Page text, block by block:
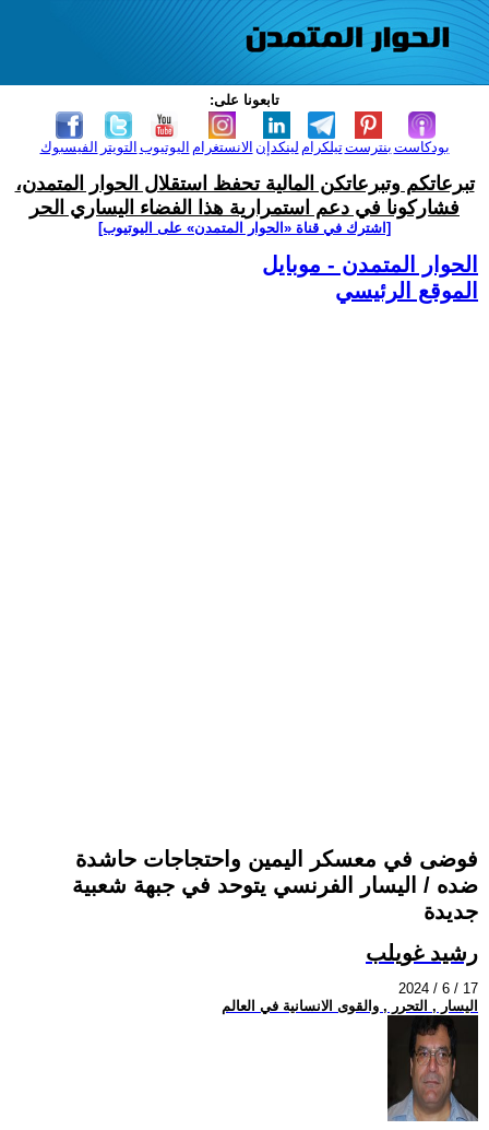
تابعونا على:
الفيسبوك التويتر اليوتيوب الانستغرام لينكدإن تيلكرامبنترست بودكاست
تبرعاتكم وتبرعاتكن المالية تحفظ استقلال الحوار المتمدن،
فشاركونا في دعم استمرارية هذا الفضاء اليساري الحر
[اشترك في قناة ‫«الحوار المتمدن» على اليوتيوب]
الحوار المتمدن - موبايل
الموقع الرئيسي
فوضى في معسكر اليمين واحتجاجات حاشدة
ضده / اليسار الفرنسي يتوحد في جبهة شعبية
جديدة
رشيد غويلب
2024 / 6 / 17
اليسار , التحرر , والقوى الانسانية في العالم